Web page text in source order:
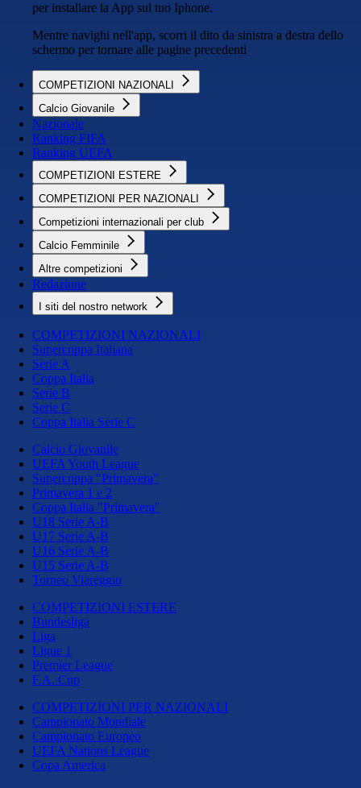
per installare la App sul tuo Iphone.
Mentre navighi nell'app, scorri il dito da sinistra a destra dello
schermo per tornare alle pagine precedenti
COMPETIZIONI NAZIONALI
Calcio Giovanile
Nazionale
Ranking FIFA
Ranking UEFA
COMPETIZIONI ESTERE
COMPETIZIONI PER NAZIONALI
Competizioni internazionali per club
Calcio Femminile
Altre competizioni
Redazione
I siti del nostro network
COMPETIZIONI NAZIONALI
Supercoppa Italiana
Serie A
Coppa Italia
Serie B
Serie C
Coppa Italia Serie C
Calcio Giovanile
UEFA Youth League
Supercoppa "Primavera"
Primavera 1 e 2
Coppa Italia "Primavera"
U18 Serie A-B
U17 Serie A-B
U16 Serie A-B
U15 Serie A-B
Torneo Viareggio
COMPETIZIONI ESTERE
Bundesliga
Liga
Ligue 1
Premier League
F.A. Cup
COMPETIZIONI PER NAZIONALI
Campionato Mondiale
Campionato Europeo
UEFA Nations League
Copa America